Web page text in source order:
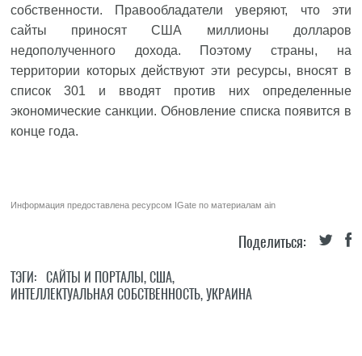
собственности. Правообладатели уверяют, что эти
сайты приносят США миллионы долларов
недополученного дохода. Поэтому страны, на
территории которых действуют эти ресурсы, вносят в
список 301 и вводят против них определенные
экономические санкции. Обновление списка появится в
конце года.
Информация предоставлена ресурсом IGate по материаламain
Поделиться:
ТЭГИ: САЙТЫ И ПОРТАЛЫ,США,
ИНТЕЛЛЕКТУАЛЬНАЯ СОБСТВЕННОСТЬ,УКРАИНА